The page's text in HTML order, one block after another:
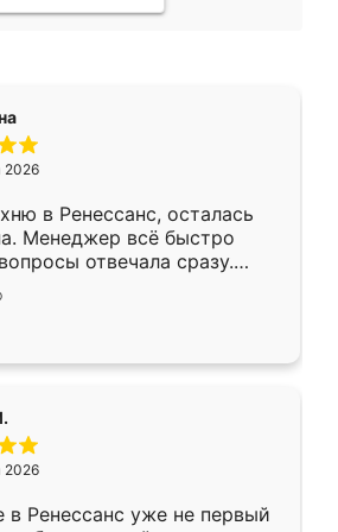
2026
в Ренессанс, осталась
Менеджер всё быстро
отвечала сразу.
в субботу, подошёл к
Собрали
работали аккуратно, даже
2026
Ренессанс уже не первый